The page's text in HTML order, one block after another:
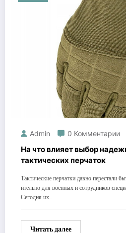
Admin 0 Комментарии
На что влияет выбор
тактических перчаток
Тактические перчатки давно перестали
ительно для военных и сотрудников
Сегодня их…
Читать далее